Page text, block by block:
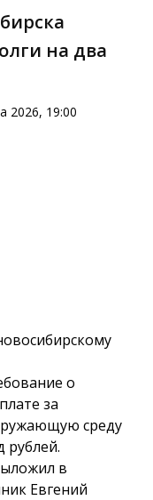
на два
2026, 19:00
о
за
среду
рублей.
в
Евгений